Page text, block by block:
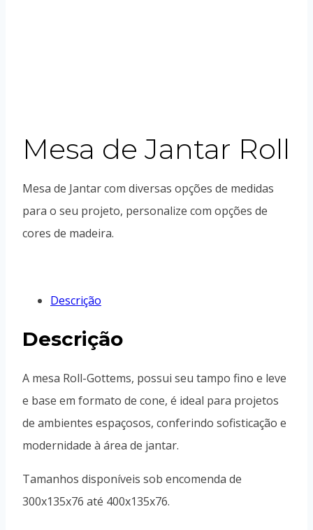
Mesa de Jantar Roll
Mesa de Jantar com diversas opções de medidas
para o seu projeto, personalize com opções de
cores de madeira.
Descrição
Descrição
A mesa Roll-Gottems, possui seu tampo fino e leve
e base em formato de cone, é ideal para projetos
de ambientes espaçosos, conferindo sofisticação e
modernidade à área de jantar.
Tamanhos disponíveis sob encomenda de
300x135x76 até 400x135x76.